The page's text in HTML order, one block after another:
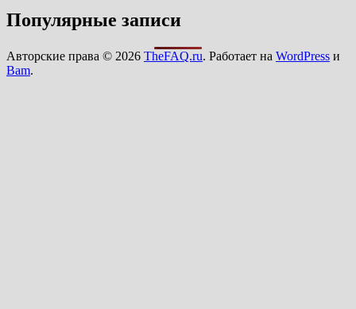
Популярные записи
Авторские права © 2026 TheFAQ.ru. Работает на WordPress и
Bam.